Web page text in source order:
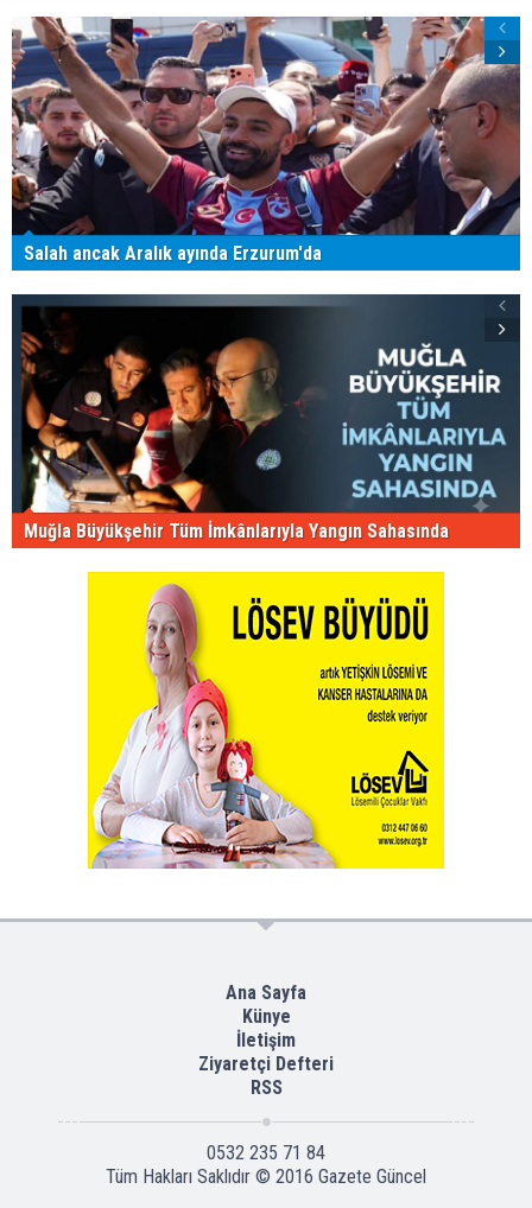
Salah ancak Aralık ayında Erzurum'da
Muğla Büyükşehir Tüm İmkânlarıyla Yangın Sahasında
Ana Sayfa
Künye
İletişim
Ziyaretçi Defteri
RSS
0532 235 71 84
Tüm Hakları Saklıdır © 2016 Gazete Güncel